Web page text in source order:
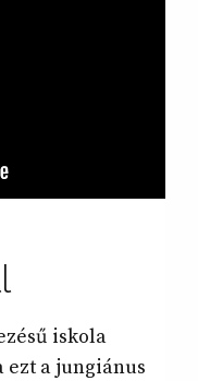
iskola
ezt a jungiánus